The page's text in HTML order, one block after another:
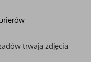
trwają zdjęcia